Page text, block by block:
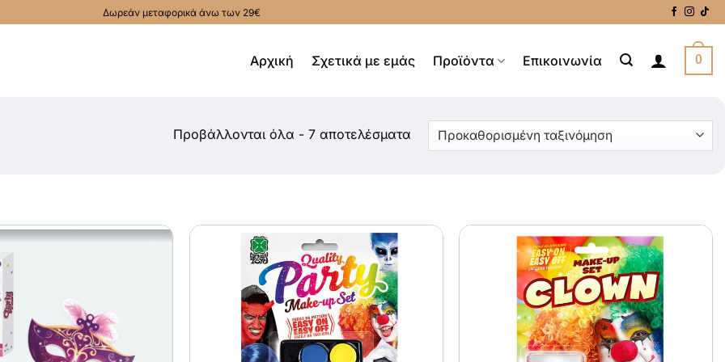
Δωρεάν μεταφορικά άνω των 29€
Αρχική Σχετικά με εμάς Προϊόντα Επικοινωνία 0
Προβάλλονται όλα - 7 αποτελέσματα